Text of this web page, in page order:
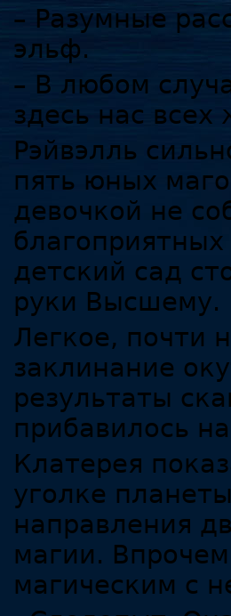
– Разумные
эльф.
– В любом
здесь нас
Рэйвэлль
пять юных
девочкой не
детский сад
руки Высшему.
Легкое, почти
заклинание
результаты
прибавилось
Клатерея
уголке
направления
магии.
магическим с